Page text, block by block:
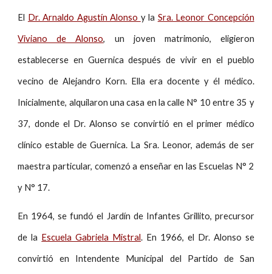
El Dr. Arnaldo Agustín Alonso y la Sra. Leonor Concepción
Viviano de Alonso, un joven matrimonio, eligieron
establecerse en Guernica después de vivir en el pueblo
vecino de Alejandro Korn. Ella era docente y él médico.
Inicialmente, alquilaron una casa en la calle N° 10 entre 35 y
37, donde el Dr. Alonso se convirtió en el primer médico
clínico estable de Guernica. La Sra. Leonor, además de ser
maestra particular, comenzó a enseñar en las Escuelas N° 2
y N° 17.
En 1964, se fundó el Jardín de Infantes Grillito, precursor
de la Escuela Gabriela Mistral. En 1966, el Dr. Alonso se
convirtió en Intendente Municipal del Partido de San